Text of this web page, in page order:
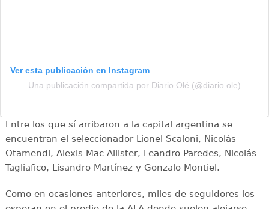
Ver esta publicación en Instagram
Una publicación compartida por Diario Olé (@diario.ole)
Entre los que sí arribaron a la capital argentina se
encuentran el seleccionador Lionel Scaloni, Nicolás
Otamendi, Alexis Mac Allister, Leandro Paredes, Nicolás
Tagliafico, Lisandro Martínez y Gonzalo Montiel.
Como en ocasiones anteriores, miles de seguidores los